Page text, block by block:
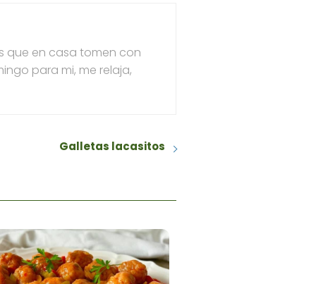
que en casa tomen con
para mi, me relaja,
Galletas lacasitos